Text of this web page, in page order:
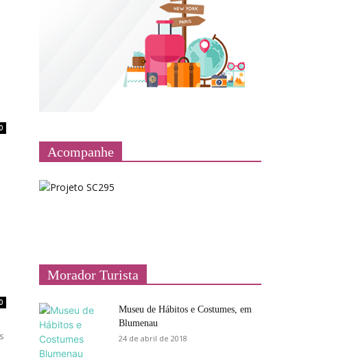
Acompanhe
Morador Turista
Museu de Hábitos e Costumes, em
Blumenau
24 de abril de 2018